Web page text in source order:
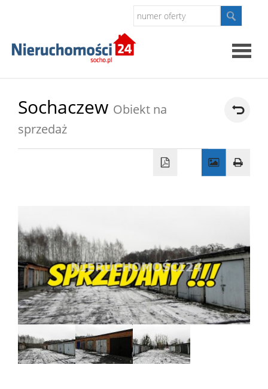
firmie
Sochaczew Obiekt na
sprzedaż